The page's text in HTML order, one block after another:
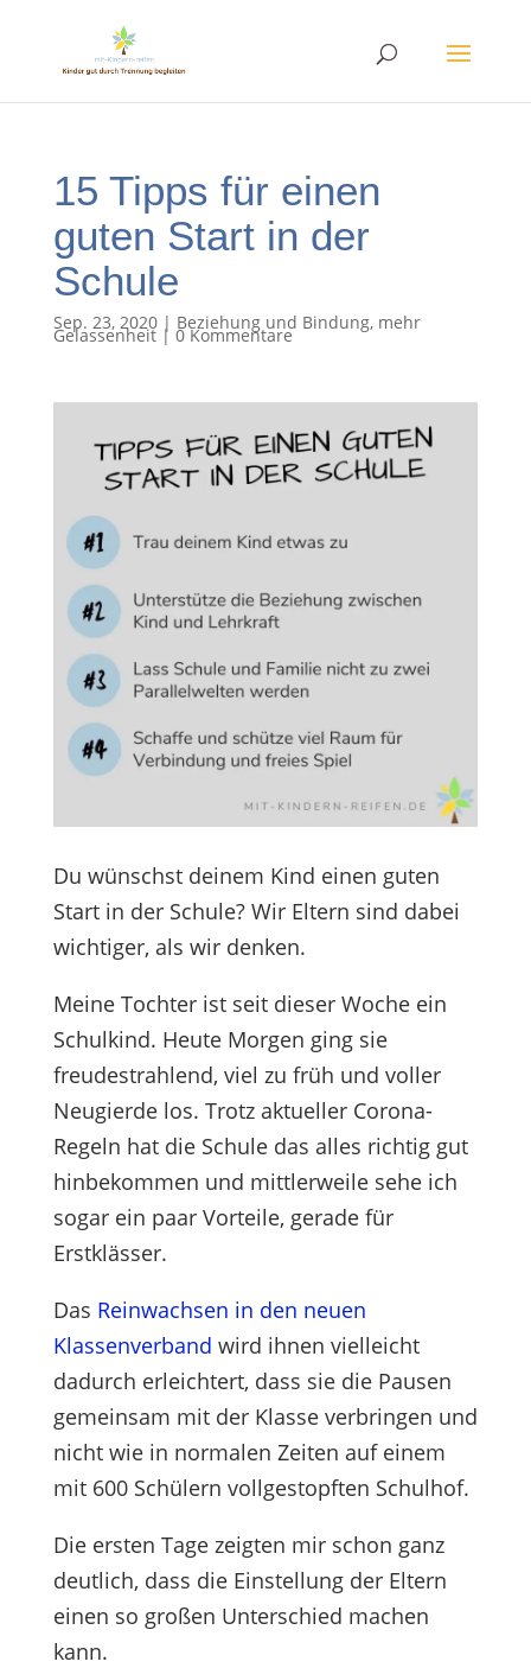
15 Tipps für einen
guten Start in der
Schule
Sep. 23, 2020| Beziehung und Bindung, mehr
Gelassenheit| 0 Kommentare
Du wünschst deinem Kind einen guten
Start in der Schule? Wir Eltern sind dabei
wichtiger, als wir denken.
Meine Tochter ist seit dieser Woche ein
Schulkind. Heute Morgen ging sie
freudestrahlend, viel zu früh und voller
Neugierde los. Trotz aktueller Corona-
Regeln hat die Schule das alles richtig gut
hinbekommen und mittlerweile sehe ich
sogar ein paar Vorteile, gerade für
Erstklässer.
Das Reinwachsen in den neuen
Klassenverband wird ihnen vielleicht
dadurch erleichtert, dass sie die Pausen
gemeinsam mit der Klasse verbringen und
nicht wie in normalen Zeiten auf einem
mit 600 Schülern vollgestopften Schulhof.
Die ersten Tage zeigten mir schon ganz
deutlich, dass die Einstellung der Eltern
einen so großen Unterschied machen
kann.